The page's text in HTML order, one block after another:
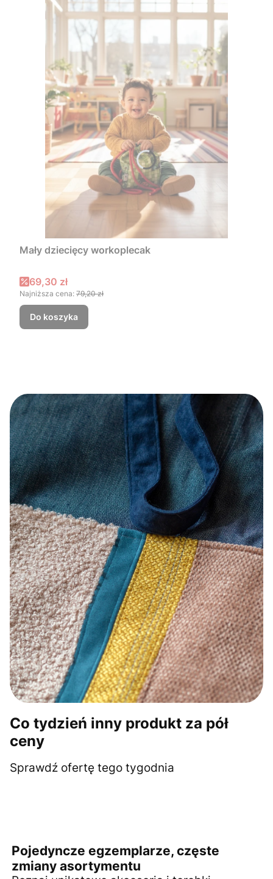
Mały dziecięcy workoplecak
Cena promocyjna
69,30 zł
Najniższa cena: 79,20 zł
Do koszyka
Co tydzień inny produkt za pół
ceny
Sprawdź ofertę tego tygodnia
Pojedyncze egzemplarze, częste
zmiany asortymentu